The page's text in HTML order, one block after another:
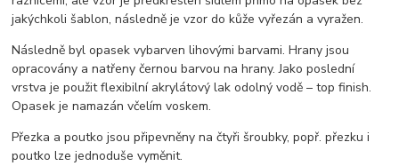
jakýchkoli šablon, následně je vzor do kůže vyřezán a vyražen.
Následně byl opasek vybarven lihovými barvami. Hrany jsou
opracovány a natřeny černou barvou na hrany. Jako poslední
vrstva je použit flexibilní akrylátový lak odolný vodě – top finish.
Opasek je namazán včelím voskem.
Přezka a poutko jsou připevněny na čtyři šroubky, popř. přezku i
poutko lze jednoduše vyměnit.